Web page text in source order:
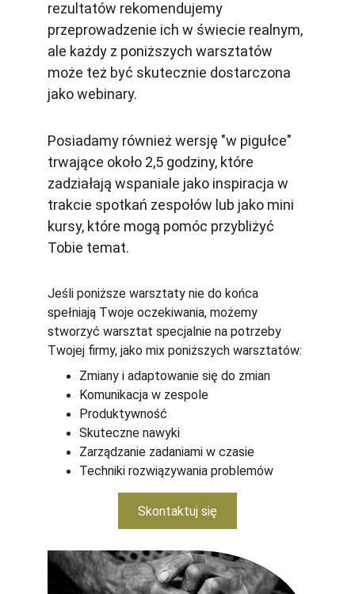
rezultatów rekomendujemy
przeprowadzenie ich w świecie realnym,
ale każdy z poniższych warsztatów
może też być skutecznie dostarczona
jako webinary.
Posiadamy również wersję "w pigułce"
trwające około 2,5 godziny, które
zadziałają wspaniale jako inspiracja w
trakcie spotkań zespołów lub jako mini
kursy, które mogą pomóc przybliżyć
Tobie temat.
Jeśli poniższe warsztaty nie do końca
spełniają Twoje oczekiwania, możemy
stworzyć warsztat specjalnie na potrzeby
Twojej firmy, jako mix poniższych warsztatów:
Zmiany i adaptowanie się do zmian
Komunikacja w zespole
Produktywność
Skuteczne nawyki
Zarządzanie zadaniami w czasie
Techniki rozwiązywania problemów
Skontaktuj się